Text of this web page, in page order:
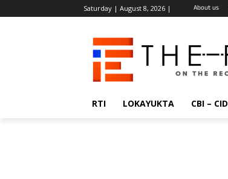
Saturday | August 8, 2026 | About us
RTI LOKAYUKTA CBI – CID